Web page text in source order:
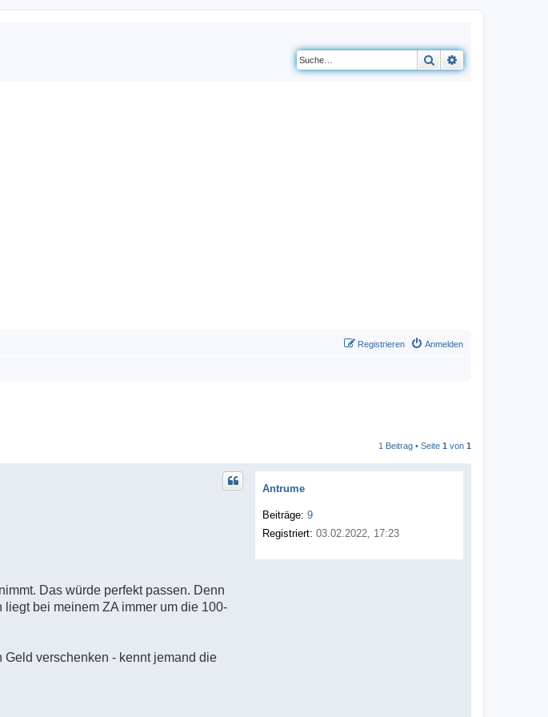
Suche
Anmelden
Registrieren
1 Beitrag • Seite 1 von 1
Antrume
Beiträge: 9
Registriert: 03.02.2022, 17:23
Das würde perfekt passen. Denn
bei meinem ZA immer um die 100-
verschenken - kennt jemand die